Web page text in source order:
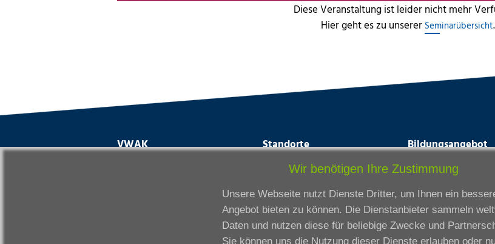
Diese Veranstaltung ist leider nicht mehr
Hier geht es zu unserer Seminarübersicht.
VWAK Standorte
Darmstadt
Fulda
Gießen
Kassel
Bildungsangebot
Ausbildung
Fortbildung
Wir benötigen Ihre Zustimmung
Unsere Webseite nutzt Dienste Dritter, um Ihnen ein
Angebot bieten zu können. Die Dienstanbieter sammeln
Daten und nutzen diese für beliebige Zwecke und
Sie können uns die Nutzung dieser Dienste erlauben oder